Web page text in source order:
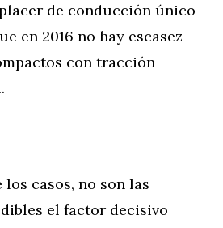
de conducción único
en 2016 no hay escasez
con tracción
casos, no son las
el factor decisivo